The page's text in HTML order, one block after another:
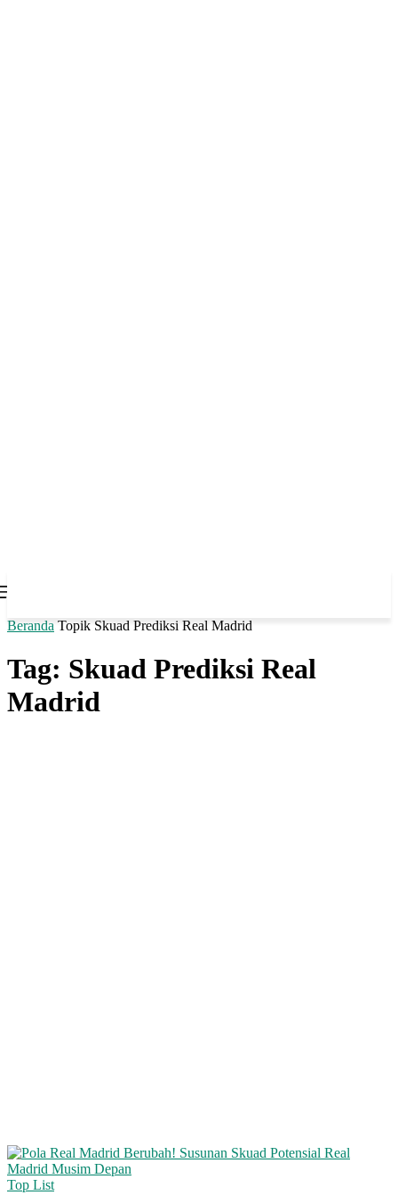
Beranda Topik Skuad Prediksi Real Madrid
Tag: Skuad Prediksi Real
Madrid
Top List